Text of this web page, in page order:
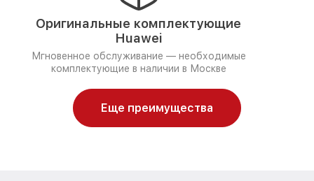
Оригинальные комплектующие
Huawei
Мгновенное обслуживание — необходимые
комплектующие в наличии в Москве
Еще преимущества